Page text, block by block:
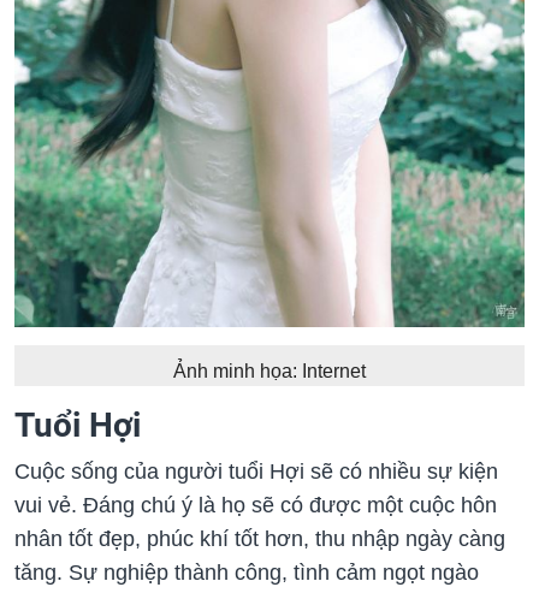
Ảnh minh họa: Internet
Tuổi Hợi
Cuộc sống của người tuổi Hợi sẽ có nhiều sự kiện
vui vẻ. Đáng chú ý là họ sẽ có được một cuộc hôn
nhân tốt đẹp, phúc khí tốt hơn, thu nhập ngày càng
tăng. Sự nghiệp thành công, tình cảm ngọt ngào